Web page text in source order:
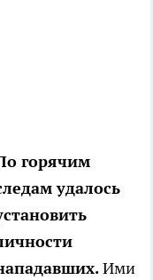
горячим
удалось
Ими